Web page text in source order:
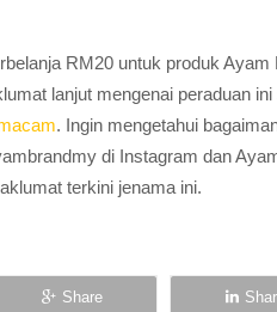
RM20 untuk produk
lanjut mengenai peraduan
. Ingin mengetahui
di Instagram dan
terkini jenama ini.
Share